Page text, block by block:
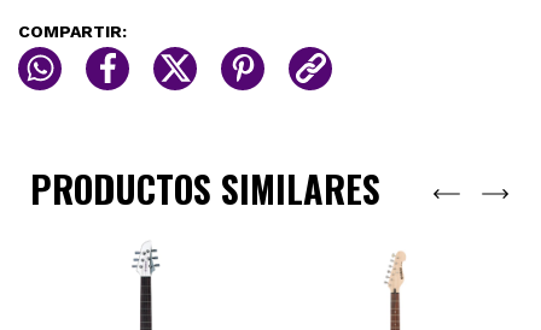
COMPARTIR:
PRODUCTOS SIMILARES